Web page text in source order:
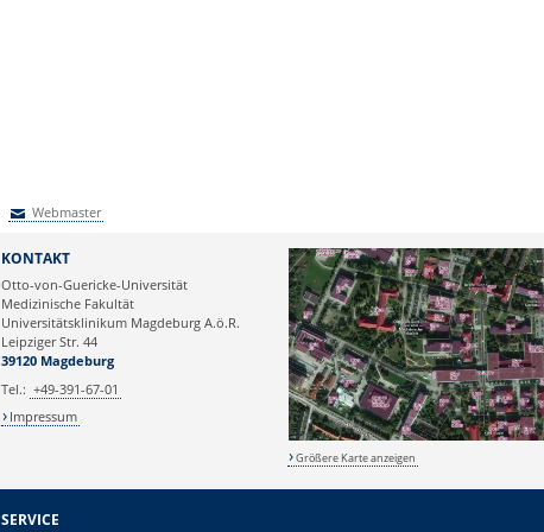
Webmaster
KONTAKT
Otto-von-Guericke-Universität
Medizinische Fakultät
Universitätsklinikum Magdeburg A.ö.R.
Leipziger Str. 44
39120 Magdeburg
Tel.: +49-391-67-01
Impressum
Größere Karte anzeigen
SERVICE